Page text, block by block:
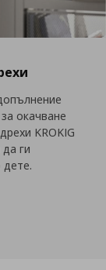
окачване
KROKIG
ги